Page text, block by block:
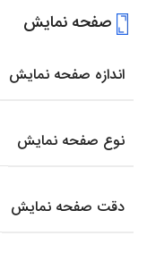
صفحه نمایش
اندازه صفحه نمایش
نوع صفحه نمایش
دقت صفحه نمایش